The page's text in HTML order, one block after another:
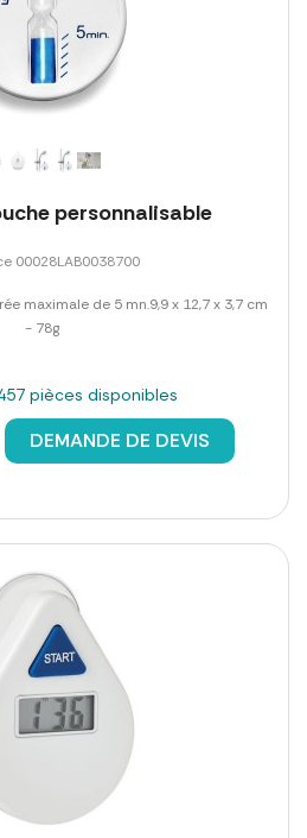
personnalisable
00028LAB0038700
maximale de 5 mn.9,9 x 12,7 x 3,7 cm
- 78g
pièces disponibles
DEMANDE DE DEVIS